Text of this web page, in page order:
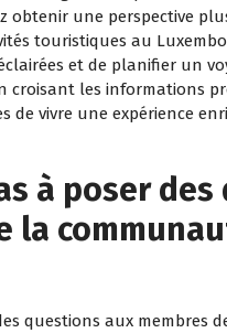
obtenir une perspective
touristiques au
et de planifier un
croisant les informations
de vivre une expérience
à poser
la
questions aux membres